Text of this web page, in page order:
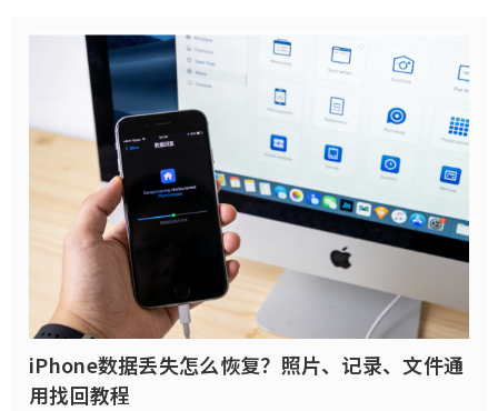
iPhone数据丢失怎么恢复？照片、记录、文件通
用找回教程